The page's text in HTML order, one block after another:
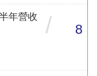
年營收
/ 8